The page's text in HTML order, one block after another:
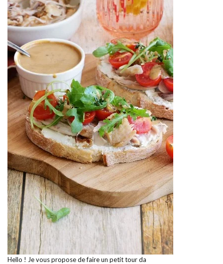
Hello ! Je vous propose de faire un petit tour da